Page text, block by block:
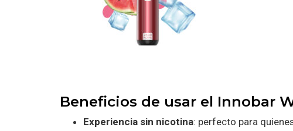
Beneficios de usar el Innobar
Experiencia sin nicotina: perfecto para